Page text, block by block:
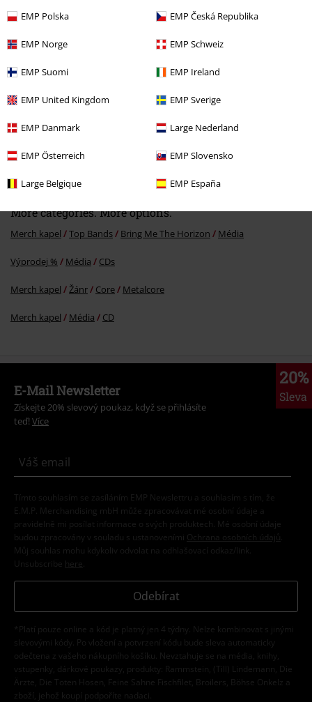
EMP Polska EMP Česká Republika
EMP Norge EMP Schweiz
EMP Suomi EMP Ireland
EMP United Kingdom EMP Sverige
EMP Danmark Large Nederland
EMP Österreich EMP Slovensko
Large Belgique EMP España
Ověřená recenze
Pomohlo Vám toto hodnocení?
Komentář
More categories. More options.
Merch kapel Top Bands Bring Me The Horizon Média
Výprodej % Média CDs
Merch kapel Žánr Core Metalcore
Merch kapel Média CD
20%
Sleva
E-Mail Newsletter
Získejte 20% slevový poukaz, když se přihlásíte
teď! Více
Tímto souhlasím se zasíláním EMP Newslettru a souhlasím s tím, že
E.M.P. Merchandising mbH může zpracovávat mé osobní údaje a
pravidelně mi posílat informace o svých produktech. Mé osobní údaje
budou zpracovány v souladu s ustanoveními
Ochrana osobních údajů
Můj souhlas mohu kdykoliv odvolat na odhlašovací odkaz/link.
Unsubscribe here
Odebírat
*Platí pouze online a kód je platný jen 4 týdny. Nelze kombinovat s jinými
slevovými kódy. Po vložení a potvrzení kódu bude sleva automaticky
odečtena z vašeho nákupního košíku. Nevztahuje se na média, knihy,
vstupenky, dárkové poukazy, produkty: Rammstein, (Till) Lindemann, Die
Ärzte, Die Toten Hosen, Feine Sahne Fischfilet, Broilers, Böhse Onkelz a
zboží, jehož koupí podpoříte nadaci.